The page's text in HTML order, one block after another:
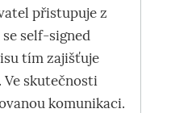
přistupuje z
self-signed
tím zajišťuje
Ve skutečnosti
komunikaci.